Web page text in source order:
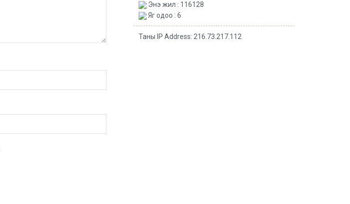
Энэ жил : 116128
Яг одоо : 6
Таны IP Address: 216.73.217.112